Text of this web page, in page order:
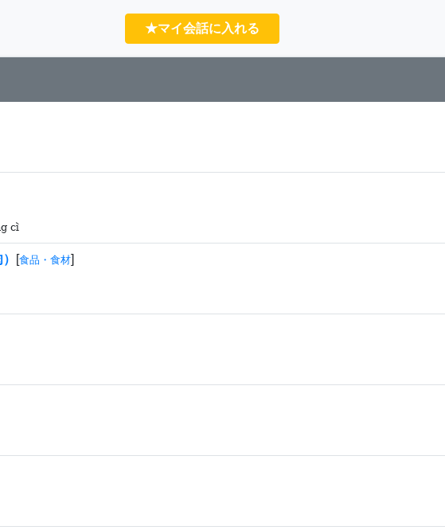
★マイ会話に入れる
cì
[食品・食材]